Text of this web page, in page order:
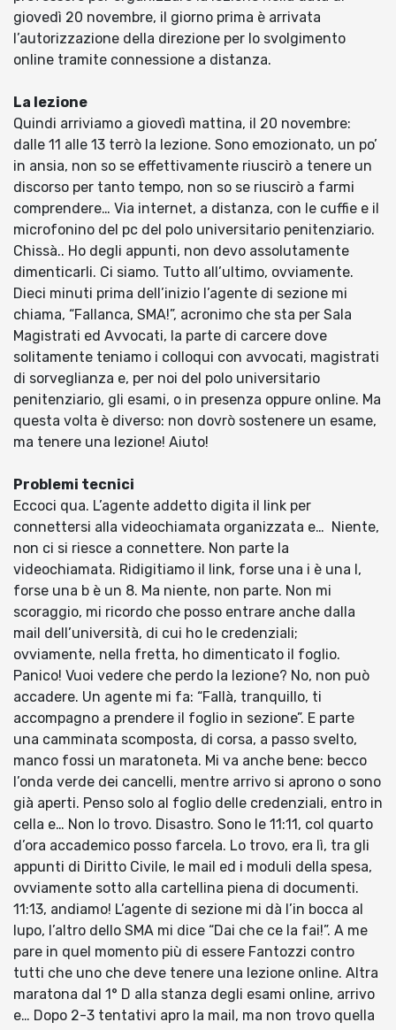
giovedì 20 novembre, il giorno prima è arrivata
l’autorizzazione della direzione per lo svolgimento
online tramite connessione a distanza.
La lezione
Quindi arriviamo a giovedì mattina, il 20 novembre:
dalle 11 alle 13 terrò la lezione. Sono emozionato, un po’
in ansia, non so se effettivamente riuscirò a tenere un
discorso per tanto tempo, non so se riuscirò a farmi
comprendere… Via internet, a distanza, con le cuffie e il
microfonino del pc del polo universitario penitenziario.
Chissà.. Ho degli appunti, non devo assolutamente
dimenticarli. Ci siamo. Tutto all’ultimo, ovviamente.
Dieci minuti prima dell’inizio l’agente di sezione mi
chiama, “Fallanca, SMA!”, acronimo che sta per Sala
Magistrati ed Avvocati, la parte di carcere dove
solitamente teniamo i colloqui con avvocati, magistrati
di sorveglianza e, per noi del polo universitario
penitenziario, gli esami, o in presenza oppure online. Ma
questa volta è diverso: non dovrò sostenere un esame,
ma tenere una lezione! Aiuto!
Problemi tecnici
Eccoci qua. L’agente addetto digita il link per
connettersi alla videochiamata organizzata e… Niente,
non ci si riesce a connettere. Non parte la
videochiamata. Ridigitiamo il link, forse una i è una l,
forse una b è un 8. Ma niente, non parte. Non mi
scoraggio, mi ricordo che posso entrare anche dalla
mail dell’università, di cui ho le credenziali;
ovviamente, nella fretta, ho dimenticato il foglio.
Panico! Vuoi vedere che perdo la lezione? No, non può
accadere. Un agente mi fa: “Fallà, tranquillo, ti
accompagno a prendere il foglio in sezione”. E parte
una camminata scomposta, di corsa, a passo svelto,
manco fossi un maratoneta. Mi va anche bene: becco
l’onda verde dei cancelli, mentre arrivo si aprono o sono
già aperti. Penso solo al foglio delle credenziali, entro in
cella e… Non lo trovo. Disastro. Sono le 11:11, col quarto
d’ora accademico posso farcela. Lo trovo, era lì, tra gli
appunti di Diritto Civile, le mail ed i moduli della spesa,
ovviamente sotto alla cartellina piena di documenti.
11:13, andiamo! L’agente di sezione mi dà l’in bocca al
lupo, l’altro dello SMA mi dice “Dai che ce la fai!”. A me
pare in quel momento più di essere Fantozzi contro
tutti che uno che deve tenere una lezione online. Altra
maratona dal 1° D alla stanza degli esami online, arrivo
e… Dopo 2-3 tentativi apro la mail, ma non trovo quella